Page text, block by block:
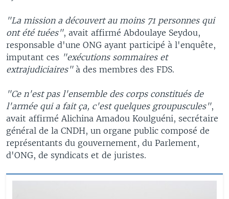
"La mission a découvert au moins 71 personnes qui
ont été tuées", avait affirmé Abdoulaye Seydou,
responsable d'une ONG ayant participé à l'enquête,
imputant ces "exécutions sommaires et
extrajudiciaires"à des membres des FDS.
"Ce n'est pas l'ensemble des corps constitués de
l'armée qui a fait ça, c'est quelques groupuscules",
avait affirmé Alichina Amadou Koulguéni, secrétaire
général de la CNDH, un organe public composé de
représentants du gouvernement, du Parlement,
d'ONG, de syndicats et de juristes.